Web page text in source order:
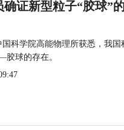
确证新型粒子“胶球”
国科学院高能物理所获悉，我
球的存在。